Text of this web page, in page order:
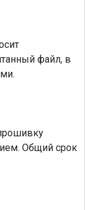
файл, в
Общий срок